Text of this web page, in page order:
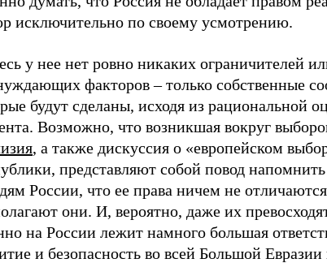
исключительно по своему усмотрению.
у нее нет ровно никаких ограничителей
факторов – только собственные
будут сделаны, исходя из рациональной
Возможно, что возникшая вокруг
, а также дискуссия о «европейском
представляют собой повод
России, что ее права ничем не
они. И, вероятно, даже их
на России лежит намного большая
и безопасность во всей Большой